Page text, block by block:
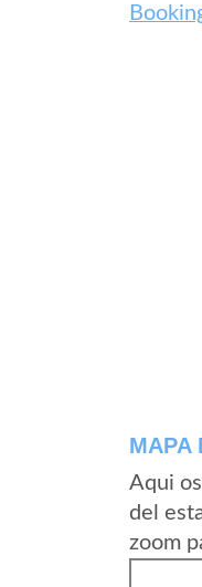
MAPA
Aqui
del
zoom